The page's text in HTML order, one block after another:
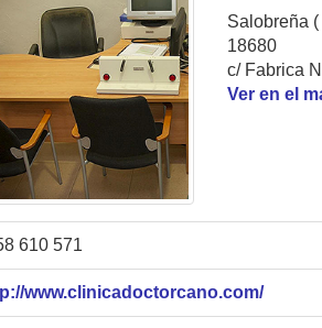
Salobreña
18680
c/ Fabrica
Ver en el
610 571
www.clinicadoctorcano.com/